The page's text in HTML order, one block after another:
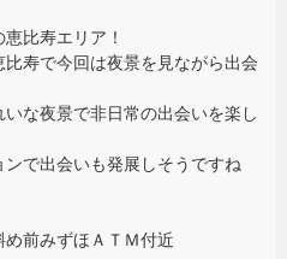
比寿エリア！
寿で今回は夜景を見ながら出会
な夜景で非日常の出会いを楽し
で出会いも発展しそうですね
前みずほＡＴＭ付近